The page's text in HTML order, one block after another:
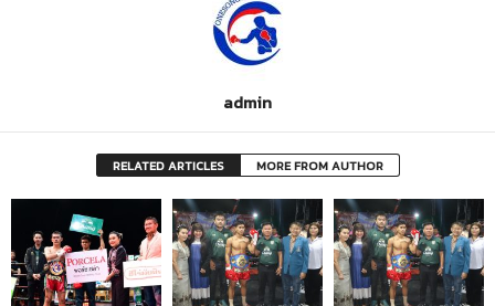
admin
RELATED ARTICLES MORE FROM AUTHOR